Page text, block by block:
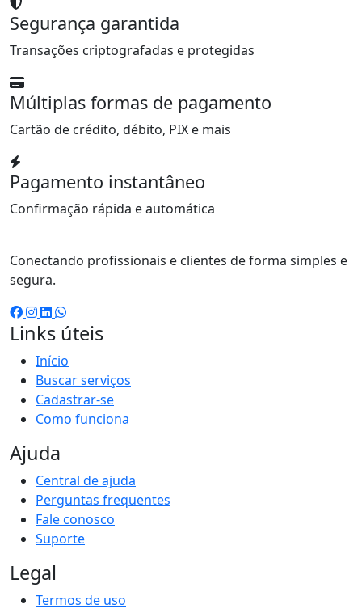
Segurança garantida
Transações criptografadas e protegidas
Múltiplas formas de pagamento
Cartão de crédito, débito, PIX e mais
Pagamento instantâneo
Confirmação rápida e automática
Conectando profissionais e clientes de forma simples e
segura.
Links úteis
Início
Buscar serviços
Cadastrar-se
Como funciona
Ajuda
Central de ajuda
Perguntas frequentes
Fale conosco
Suporte
Legal
Termos de uso